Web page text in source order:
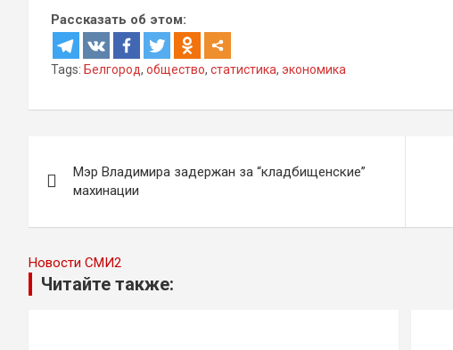
Рассказать об этом:
Tags: Белгород, общество, статистика, экономика
по
записям
Мэр Владимира задержан за “кладбищенские”
махинации
Новости СМИ2
Читайте также: